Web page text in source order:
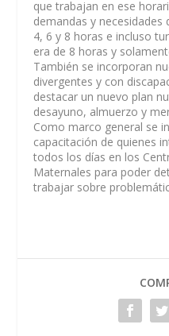
que trabajan en ese
demandas y
4, 6 y 8 horas e incluso
era de 8 horas y
También se incorporan
divergentes y con
destacar un nuevo plan
desayuno, almuerzo y
Como marco general se
capacitación de quienes
todos los días en los
Maternales para poder
trabajar sobre